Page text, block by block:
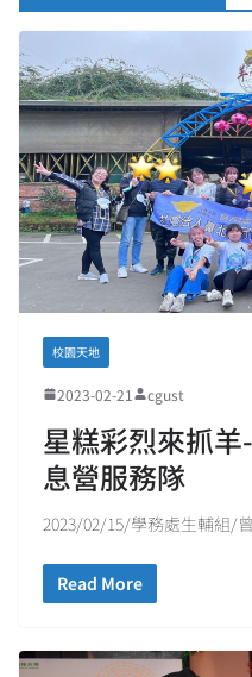
校園天地
2023-02-21 cgust
星糕彩烈來抓
息營服務隊
2023/02/15/學務處生輔組/
Read More